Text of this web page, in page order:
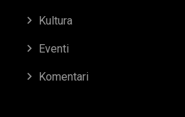
Kultura
Eventi
Komentari